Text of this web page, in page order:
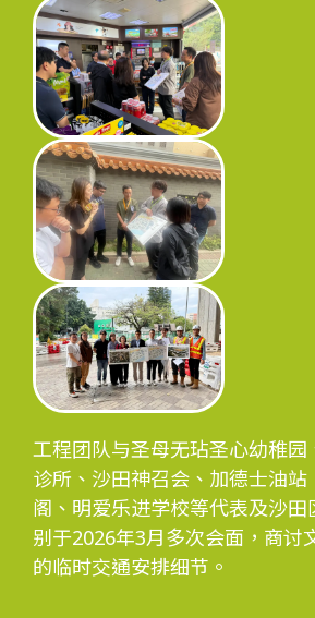
资讯中心
工程团队与圣母无玷圣心幼稚园
诊所、沙田神召会、加德士油站
阁、明爱乐进学校等代表及沙
别于2026年3月多次会面，商讨
的临时交通安排细节。